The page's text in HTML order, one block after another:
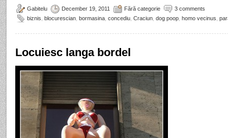
Gabitelu December 19, 2011 Fără categorie
3 comments
biznis blocurescian bormasina concediu Craciun dog poop homo vecinus
Locuiesc langa bordel